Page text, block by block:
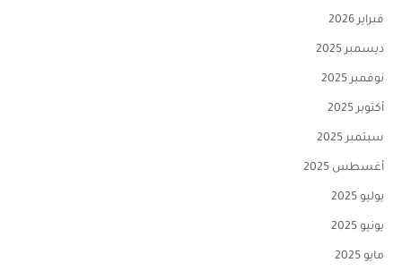
فبراير 2026
ديسمبر 2025
نوفمبر 2025
أكتوبر 2025
سبتمبر 2025
أغسطس 2025
يوليو 2025
يونيو 2025
مايو 2025